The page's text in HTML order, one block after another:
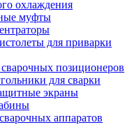
охлаждения
муфты
для приварки
позиционеров
для сварки
экраны
аппаратов